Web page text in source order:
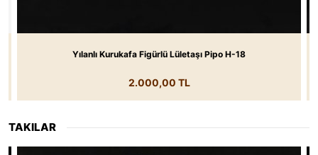
Kurukafa Figürlü Lületaşı Pipo H-18
TAKILAR